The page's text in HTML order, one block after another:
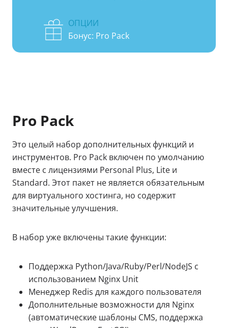
ОПЦИИ
Бонус: Pro Pack
Pro Pack
Это целый набор дополнительных функций и
инструментов. Pro Pack включен по умолчанию
вместе с лицензиями Personal Plus, Lite и
Standard. Этот пакет не является обязательным
для виртуального хостинга, но содержит
значительные улучшения.
В набор уже включены такие функции:
Поддержка Python/Java/Ruby/Perl/NodeJS с
использованием Nginx Unit
Менеджер Redis для каждого пользователя
Дополнительные возможности для Nginx
(автоматические шаблоны CMS, поддержка